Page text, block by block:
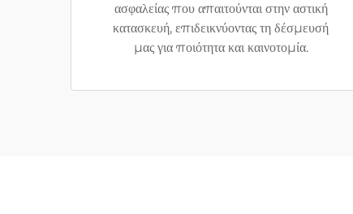
ασφαλείας που απαιτούνται στην αστική
κατασκευή, επιδεικνύοντας τη δέσμευσή
μας για ποιότητα και καινοτομία.